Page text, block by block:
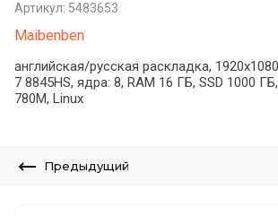
Артикул: 5483653
Maibenben
английская/русская раскладка,
7 8845HS, ядра: 8, RAM 16 ГБ, SSD 1000
780M, Linux
Предыдущий